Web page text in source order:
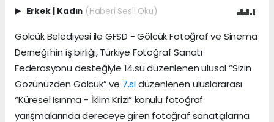
Erkek | Kadın (Haberi Sesli Oku)
Gölcük Belediyesi ile GFSD - Gölcük Fotoğraf ve Sinema
Derneği’nin iş birliği, Türkiye Fotoğraf Sanatı
Federasyonu desteğiyle 14.sü düzenlenen ulusal “Sizin
Gözünüzden Gölcük” ve 7.sidüzenlenen uluslararası
“Küresel Isınma - İklim Krizi” konulu fotoğraf
yarışmalarında dereceye giren fotoğraf sanatçılarına